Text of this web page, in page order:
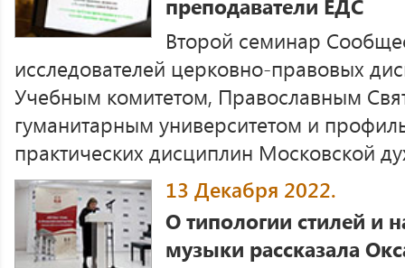
преподаватели ЕДС
Второй семинар
исследователей церковно-правовых
Учебным комитетом, Православным
гуманитарным университетом и
практических дисциплин Московской
13 Декабря 2022.
О типологии стилей и
музыки рассказала